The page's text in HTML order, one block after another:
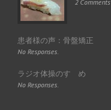
2 Comments
患者様の声：骨盤矯正
No Responses.
ラジオ体操のすゝめ
No Responses.